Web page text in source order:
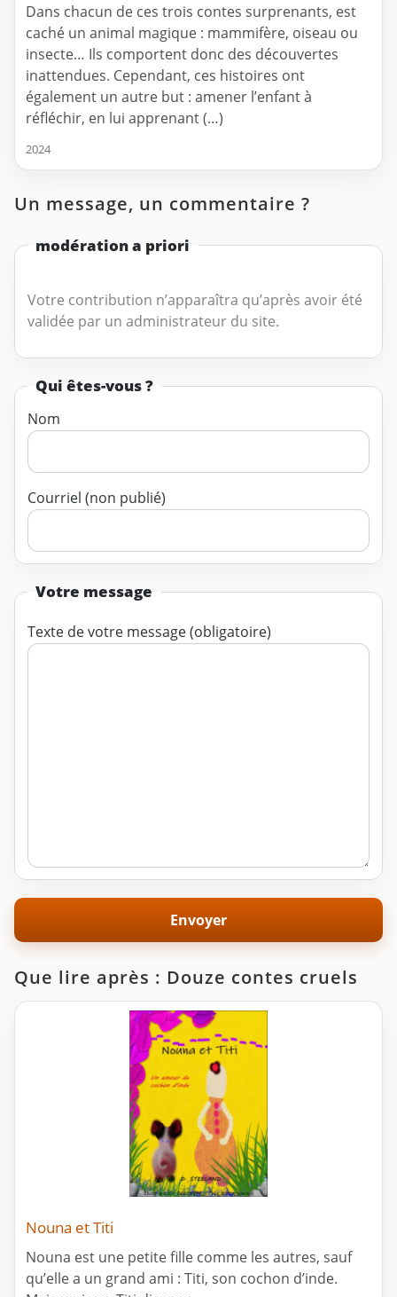
Dans chacun de ces trois contes surprenants, est
caché un animal magique : mammifère, oiseau ou
insecte… Ils comportent donc des découvertes
inattendues. Cependant, ces histoires ont
également un autre but : amener l’enfant à
réfléchir, en lui apprenant (…)
2024
Un message, un commentaire ?
modération a priori
Votre contribution n’apparaîtra qu’après avoir été
validée par un administrateur du site.
Qui êtes-vous ?
Nom
Courriel (non publié)
Votre message
Texte de votre message (obligatoire)
Que lire après : Douze contes cruels
Nouna et Titi
Nouna est une petite fille comme les autres, sauf
qu’elle a un grand ami : Titi, son cochon d’inde.